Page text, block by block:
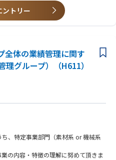
全社戦略のもと、経営企画部・事業
投資等、会社の経営戦略・事業戦略
きる
の異なる事業分野を有する会社であ
業領域に関わることができます。・
験を積むことができます。
者としての赴任含め、中長期的な視
としてのキャリアアップを支援しま
ける法務実務経験をお持ちの方。
契約）の交渉、クロージング、さら
リオの変革に関わる一連の経験を活
、論理的な判断を下せる方。
ケジュールのなかでリスクを分析
持ってやり遂げる力が求められま
に、主体的に取り組む意欲をお持ち
携し、大規模かつ難易度の高いプロ
の視点を持って推進できる方を歓迎
ントリー
全体の業績管理に関す
グループ）（H611）
、特定事業部門（素材系 or 機械系
の内容・特徴の理解に努めて頂きま